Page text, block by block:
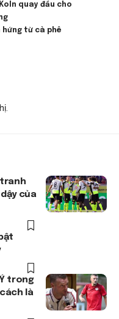
quay đầu cho
hứng từ cà phê
tranh
của
trong
là